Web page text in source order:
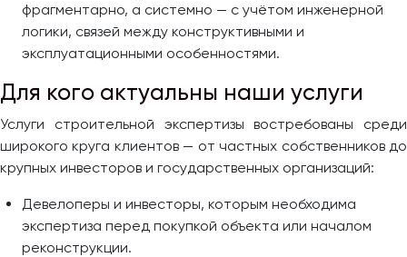
фрагментарно, а системно — с учётом инженерной
логики, связей между конструктивными и
эксплуатационными особенностями.
Для кого актуальны наши услуги
Услуги строительной экспертизы востребованы среди
широкого круга клиентов — от частных собственников до
крупных инвесторов и государственных организаций:
Девелоперы и инвесторы, которым необходима
экспертиза перед покупкой объекта или началом
реконструкции.